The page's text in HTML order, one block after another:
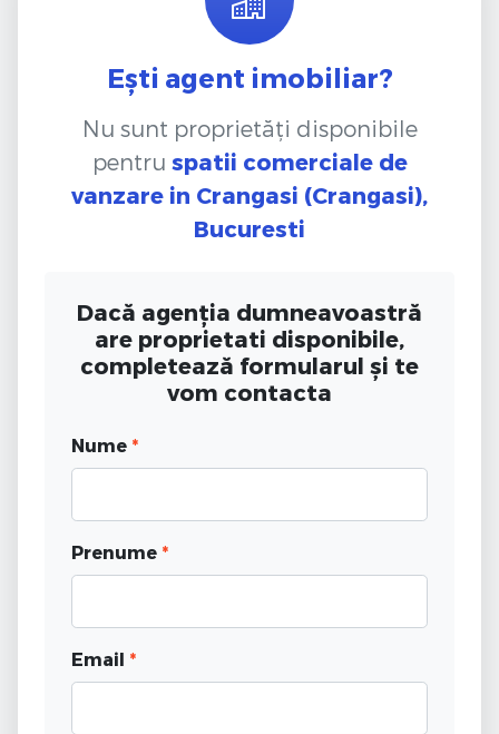
Ești agent imobiliar?
Nu sunt proprietăți disponibile
pentru spatii comerciale de
vanzare in Crangasi (Crangasi),
Bucuresti
Dacă agenția dumneavoastră
are proprietati disponibile,
completează formularul și te
vom contacta
Nume *
Prenume *
Email *